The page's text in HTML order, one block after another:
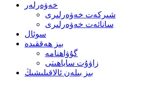
خەۋەرلەر
شىركەت خەۋەرلىرى
سانائەت خەۋەرلىرى
سوئال
بىز ھەققىدە
گۇۋاھنامە
زاۋۇت ساياھىتى
بىز بىلەن ئالاقىلىشىڭ